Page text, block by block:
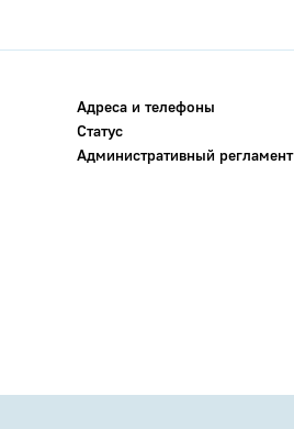
Адреса и телефоны
Статус
Административный регламент